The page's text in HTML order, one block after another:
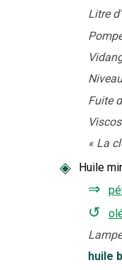
Litre
Fuite
« La
◈ Huile
⇒
↺
huile